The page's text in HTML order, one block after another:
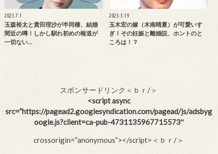
2023.7.1
玉森裕太と貴田理沙が半同棲、結婚
間近の噂！しかし馴れ初めの報道が
一切ない…
2023.3.19
玉木宏の嫁（木南晴夏）が可愛いす
ぎ！その妊娠と離婚説、ホントのと
ころは！？
スポンサードリンク＜ｂｒ/＞
<script async
src=”https://pagead2.googlesyndication.com/pagead/js/adsbyg
oogle.js?client=ca-pub-4731135967715573″
crossorigin=”anonymous”></script>＜ｂｒ/＞